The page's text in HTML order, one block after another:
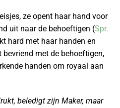
ze opent haar hand voor
uit naar de behoeftigen (Spr.
hard met haar handen en
met de behoeftigen,
handen om royaal aan
beledigt zijn Maker, maar